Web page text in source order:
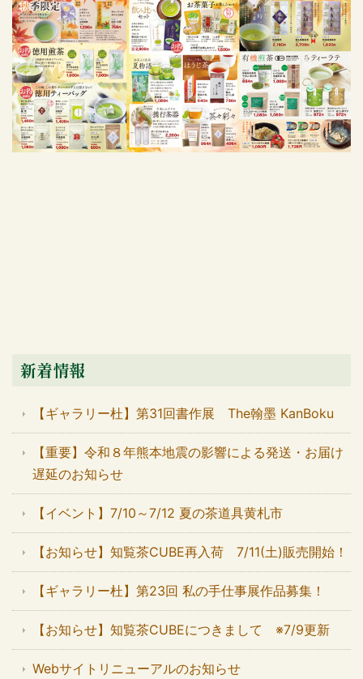
新着情報
【ギャラリー杜】第31回書作展 The翰墨 KanBoku
【重要】令和８年熊本地震の影響による発送・お届け
遅延のお知らせ
【イベント】7/10～7/12 夏の茶道具黄札市
【お知らせ】知覧茶CUBE再入荷 7/11(土)販売開始！
【ギャラリー杜】第23回 私の手仕事展作品募集！
【お知らせ】知覧茶CUBEにつきまして ※7/9更新
Webサイトリニューアルのお知らせ